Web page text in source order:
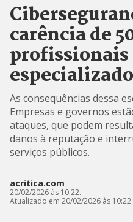
carência de
profissionais
As consequências dessa
Empresas e governos
ataques, que podem
danos à reputação e
serviços públicos.
acritica.com
20/02/2026 às 10:22.
Atualizado em 20/02/2026 às 10:22